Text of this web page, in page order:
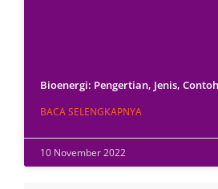
Bioenergi: Pengertian, Jenis,
BACA SELENGKAPNYA
10 November 2022